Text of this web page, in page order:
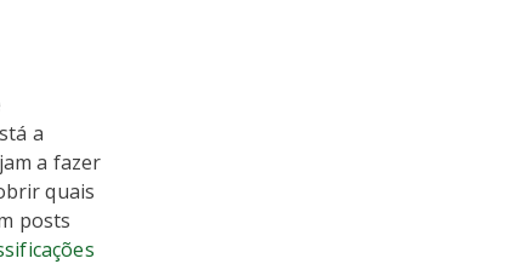
a
a fazer
quais
posts